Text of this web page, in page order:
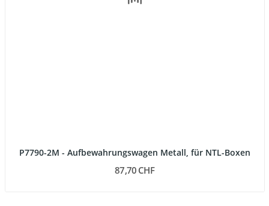
P7790-2M - Aufbewahrungswagen Metall, für NTL-Boxen
87,70 CHF